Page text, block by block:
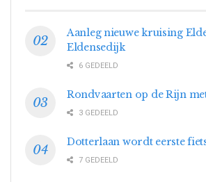
Aanleg nieuwe kruising
Eldensedijk
6 GEDEELD
Rondvaarten op de Rijn
3 GEDEELD
Dotterlaan wordt eerste
7 GEDEELD